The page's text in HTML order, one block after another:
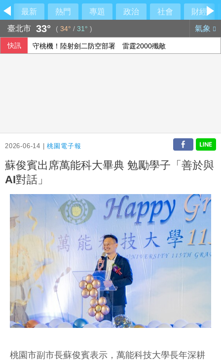
最新 熱門 專題 政治 社會
財經
臺北市 33° ( 34° / 31° ) 氣象
快訊 守桃機！陸射劍二防空部署 雷霆2000殲敵
2026-06-14 |桃園電子報
蘇俊賓出席萬能科大畢典 勉勵學子「善於與
AI對話」
桃園市副市長蘇俊賓表示，萬能科技大學長年深耕